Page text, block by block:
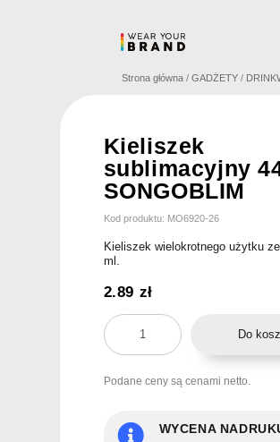
Strona główna /GADŻETY /
Kieliszek
sublimacyjny
SONGOBLIM
Kod produktu: MO6920-26
Kieliszek wielokrotnego użytku
ml.
2.89 zł
ilość
Kieliszek
44ml
Do
Podane ceny są cenami netto.
WYCENA